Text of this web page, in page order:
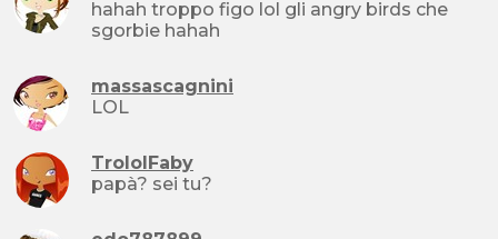
hahah troppo figo lol gli angry birds che
sgorbie hahah
massascagnini
LOL
TrololFaby
papà? sei tu?